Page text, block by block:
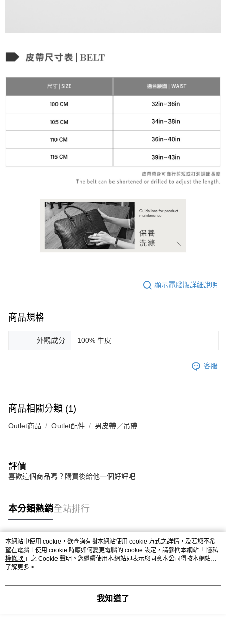
顯示電腦版詳細說明
商品規格
外觀成分 100% 牛皮
客服
商品相關分類 (1)
Outlet商品 Outlet配件 男皮帶／吊帶
評價
喜歡這個商品嗎？購買後給他一個好評吧
本分類熱銷全站排行
熱門標籤
本網站中使用 cookie，欲查詢有關本網站使用 cookie 方式之詳情，及若您不希
望在電腦上使用 cookie 時應如何變更電腦的 cookie 設定，請參閱本網站「 隱私
權條款 」之 Cookie 聲明。您繼續使用本網站即表示您同意本公司得按本網站使
用條款之 Cookie 聲明使用 cookie。
了解更多 >
我知道了